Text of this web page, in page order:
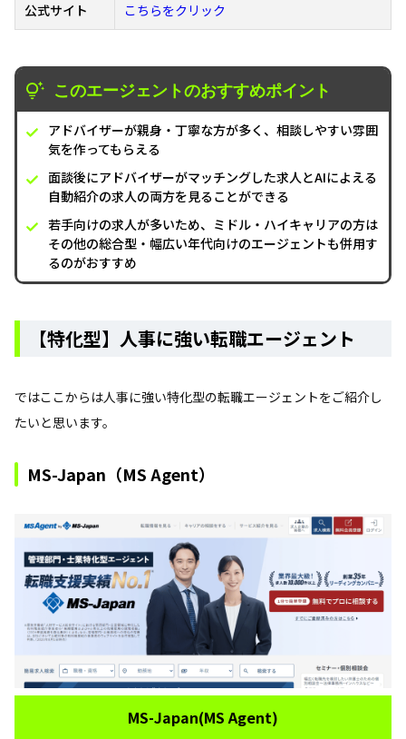
公式サイト こちらをクリック
このエージェントのおすすめポイント
アドバイザーが親身・丁寧な方が多く、相談しやすい雰囲
気を作ってもらえる
面談後にアドバイザーがマッチングした求人とAIによえる
自動紹介の求人の両方を見ることができる
若手向けの求人が多いため、ミドル・ハイキャリアの方は
その他の総合型・幅広い年代向けのエージェントも併用す
るのがおすすめ
【特化型】人事に強い転職エージェント
ではここからは人事に強い特化型の転職エージェントをご紹介し
たいと思います。
MS-Japan（MS Agent）
MS-Japan(MS Agent)